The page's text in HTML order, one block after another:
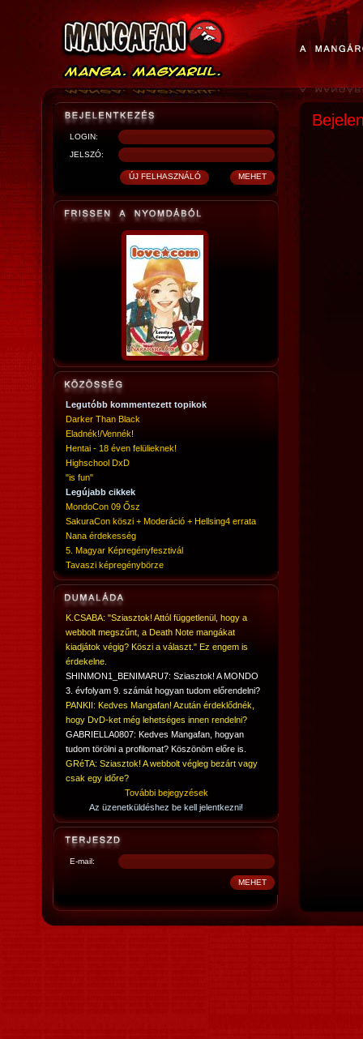
LOGIN:
JELSZÓ:
Legutóbb kommentezett topikok
Darker Than Black
Eladnék!/Vennék!
Hentai - 18 éven felülieknek!
Highschool DxD
"is fun"
Legújabb cikkek
MondoCon 09 Ősz
SakuraCon köszi + Moderáció + Hellsing4 errata
Nana érdekesség
5. Magyar Képregényfesztivál
Tavaszi képregénybörze
K.CSABA: "Sziasztok! Attól függetlenül, hogy a
webbolt megszűnt, a Death Note mangákat
kiadjátok végig? Köszi a választ." Ez engem is
érdekelne.
SHINMON1_BENIMARU7: Sziasztok! A MONDO
3. évfolyam 9. számát hogyan tudom előrendelni?
PANKII: Kedves Mangafan! Azután érdeklődnék,
hogy DvD-ket még lehetséges innen rendelni?
GABRIELLA0807: Kedves Mangafan, hogyan
tudom törölni a profilomat? Köszönöm előre is.
GRéTA: Sziasztok! A webbolt végleg bezárt vagy
csak egy időre?
További bejegyzések
Az üzenetküldéshez be kell jelentkezni!
E-mail: